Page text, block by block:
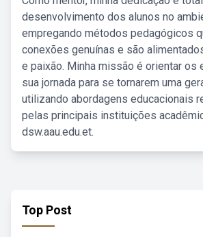
desenvolvimento dos alunos no
empregando métodos pedagógicos
conexões genuínas e são
e paixão. Minha missão é orientar os
sua jornada para se tornarem uma
utilizando abordagens educacionais
pelas principais instituições
dsw.aau.edu.et.
Top Post